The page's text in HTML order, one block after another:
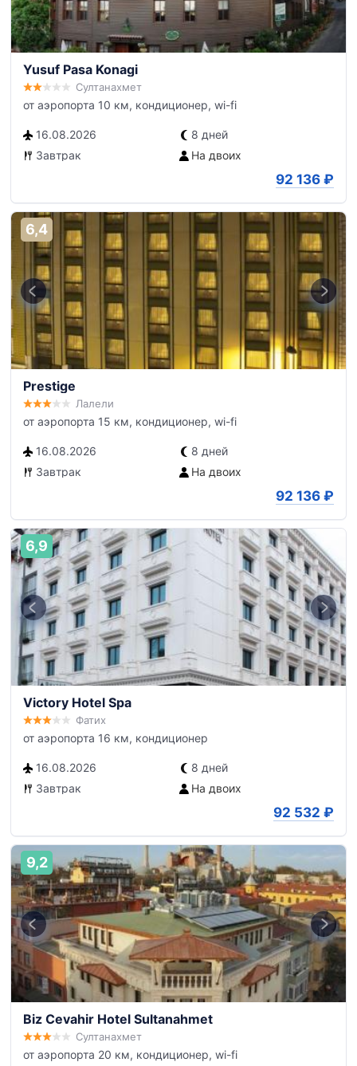
Yusuf Pasa Konagi
Султанахмет
от аэропорта 10 км, кондиционер, wi-fi
16.08.2026
8 дней
Завтрак
На двоих
92 136 ₽
6,4
Prestige
Лалели
от аэропорта 15 км, кондиционер, wi-fi
16.08.2026
8 дней
Завтрак
На двоих
92 136 ₽
6,9
Victory Hotel Spa
Фатих
от аэропорта 16 км, кондиционер
16.08.2026
8 дней
Завтрак
На двоих
92 532 ₽
9,2
Biz Cevahir Hotel Sultanahmet
Султанахмет
от аэропорта 20 км, кондиционер, wi-fi